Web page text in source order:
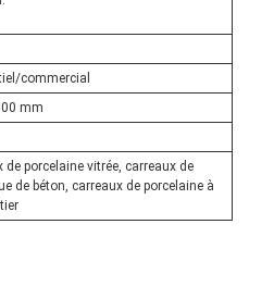
commercial
mm
de porcelaine vitrée, carreaux de
de béton, carreaux de porcelaine à